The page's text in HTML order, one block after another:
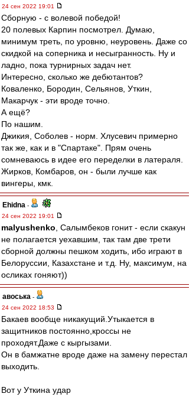
24 сен 2022 19:01
Сборную - с волевой победой!
20 полевых Карпин посмотрел. Думаю,
минимум треть, по уровню, неуровень. Даже со
скидкой на соперника и несыгранность. Ну и
ладно, пока турнирных задач нет.
Интересно, сколько же дебютантов?
Коваленко, Бородин, Сельянов, Уткин,
Макарчук - эти вроде точно.
А ещё?
По нашим.
Джикия, Соболев - норм. Хлусевич примерно
так же, как и в "Спартаке". Прям очень
сомневаюсь в идее его переделки в латераля.
Жирков, Комбаров, он - были лучше как
вингеры, кмк.
Ehidna -
24 сен 2022 19:01
malyushenko , Салымбеков гонит - если скакун
не полагается уехавшим, так там две трети
сборной должны пешком ходить, ибо играют в
Белоруссии, Казахстане и т.д. Ну, максимум, на
осликах гоняют))
авоська -
24 сен 2022 18:53
Бакаев вообще никакущий.Утыкается в
защитников постоянно,кроссы не
проходят.Даже с кыргызами.
Он в бамжатне вроде даже на замену перестал
выходить.
Вот у Уткина удар